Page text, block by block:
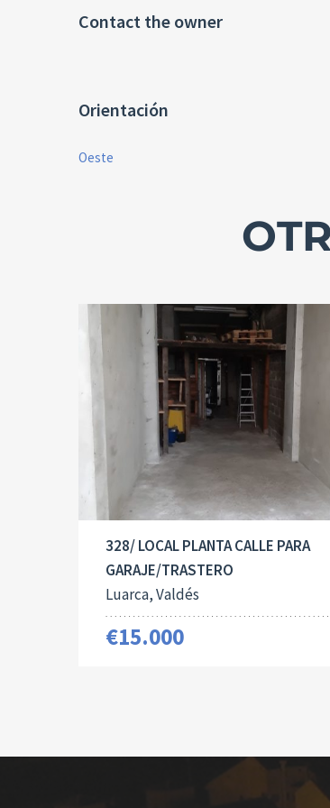
Contact the owner
Orientación
Oeste
328/ LOCAL PLANTA CALLE PARA
GARAJE/TRASTERO
Luarca, Valdés
€15.000